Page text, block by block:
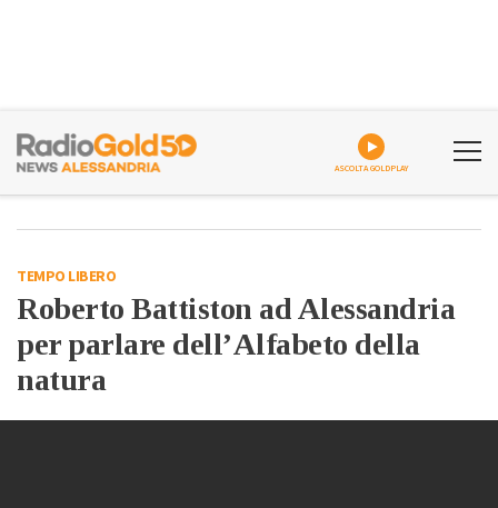
ASCOLTA GOLDPLAY
TEMPO LIBERO
Roberto Battiston ad Alessandria
per parlare dell’Alfabeto della
natura